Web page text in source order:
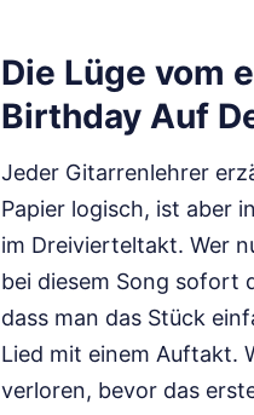
Die Lüge vom
Birthday Auf
Jeder Gitarrenlehrer
Papier logisch, ist aber
im Dreivierteltakt. Wer
bei diesem Song sofort
dass man das Stück
Lied mit einem Auftakt.
verloren, bevor das